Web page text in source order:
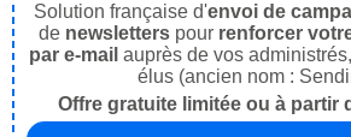
Solution française d'envoi de
de newsletters pour renforcer
par e-mail auprès de vos
élus (ancien nom :
Offre gratuite limitée ou à partir